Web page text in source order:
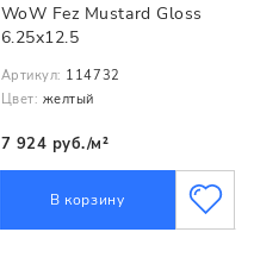
WoW Fez Mustard Gloss
6.25x12.5
Артикул: 114732
Цвет: желтый
7 924 руб./м²
В корзину